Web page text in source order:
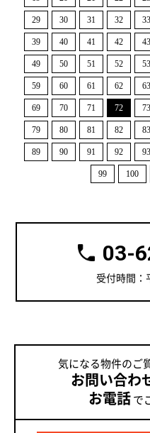
29 30 31 32 33
39 40 41 42 43
49 50 51 52 53
59 60 61 62 63
69 70 71 72 73
79 80 81 82 83
89 90 91 92 93
99 100
03-
受付時間：
気になる物件のご
お問い合わ
お電話で